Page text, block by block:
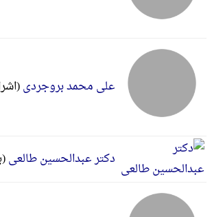
علی محمد بروجردی
دکتر عبدالحسین طالعی